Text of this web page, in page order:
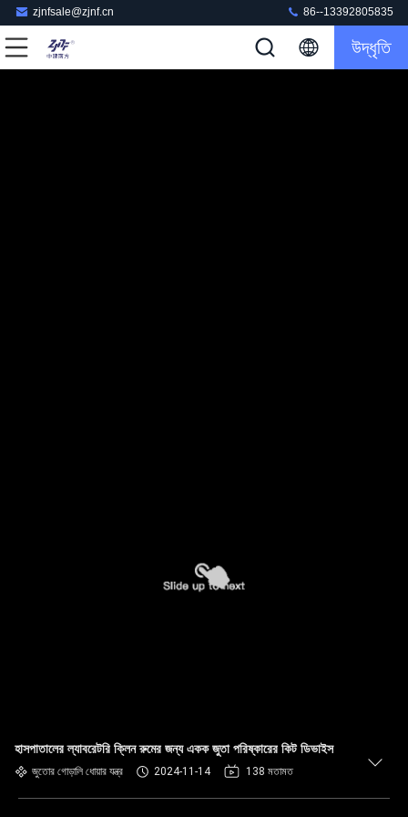
zjnfsale@zjnf.cn 86--13392805835
উদ্ধৃতি
হাসপাতালের ল্যাবরেটরি ক্লিন রুমের জন্য একক জুতা পরিষ্কারের কিট ডিভাইস
জুতোর গোড়ালি ধোয়ার যন্ত্র 2024-11-14 138 মতামত